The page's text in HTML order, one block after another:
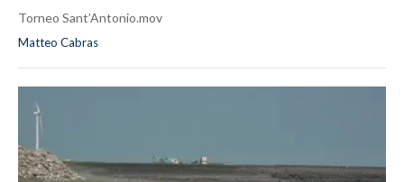
Torneo Sant’Antonio.mov
Matteo Cabras